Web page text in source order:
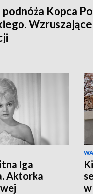
Kopca
Iga
Aktorka
w